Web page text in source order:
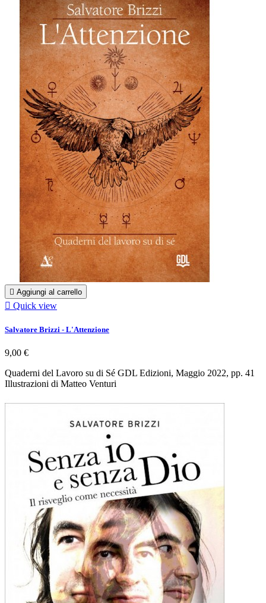
 Aggiungi al carrello
 Quick view
Salvatore Brizzi - L'Attenzione
9,00 €
Quaderni del Lavoro su di Sé GDL Edizioni, Maggio 2022, pp. 41
Illustrazioni di Matteo Venturi